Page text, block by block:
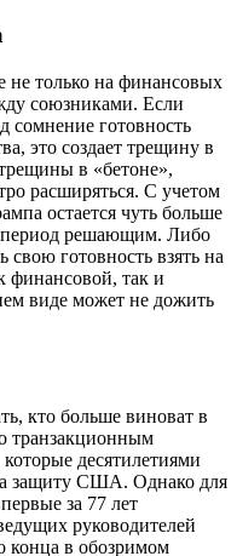
не только на финансовых
союзниками. Если
сомнение готовность
это создает трещину в
в «бетоне»,
расширяться. С учетом
остается чуть больше
период решающим. Либо
готовность взять на
финансовой, так и
виде может не дожить
кто больше виноват в
транзакционным
десятилетиями
защиту США. Однако для
за 77 лет
руководителей
конца в обозримом